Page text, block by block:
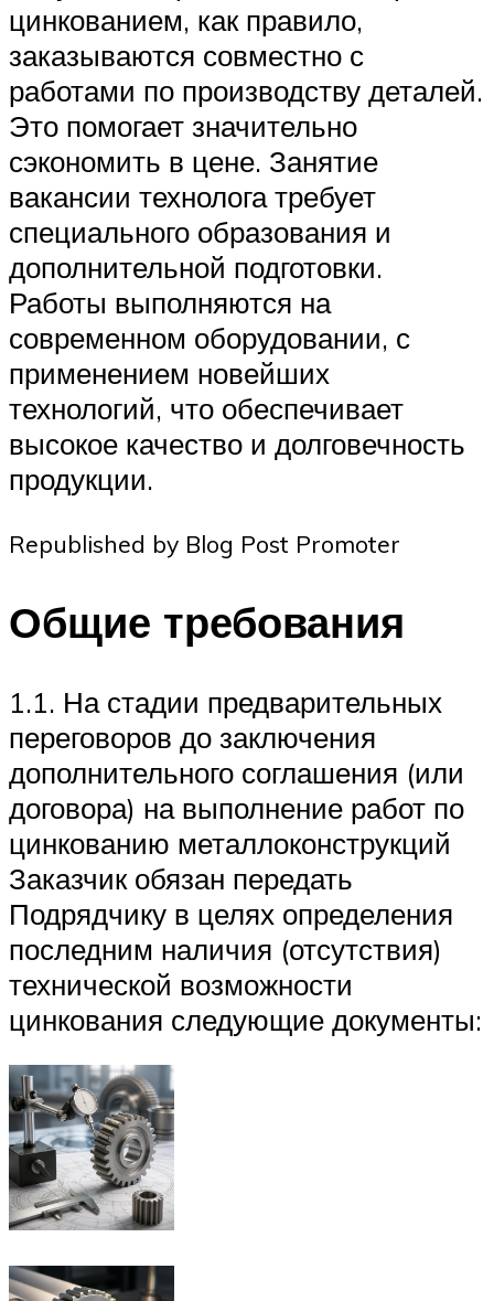
цинкованием, как правило,
заказываются совместно с
работами по производству деталей.
Это помогает значительно
сэкономить в цене. Занятие
вакансии технолога требует
специального образования и
дополнительной подготовки.
Работы выполняются на
современном оборудовании, с
применением новейших
технологий, что обеспечивает
высокое качество и долговечность
продукции.
Republished by Blog Post Promoter
Общие требования
1.1. На стадии предварительных
переговоров до заключения
дополнительного соглашения (или
договора) на выполнение работ по
цинкованию металлоконструкций
Заказчик обязан передать
Подрядчику в целях определения
последним наличия (отсутствия)
технической возможности
цинкования следующие документы: